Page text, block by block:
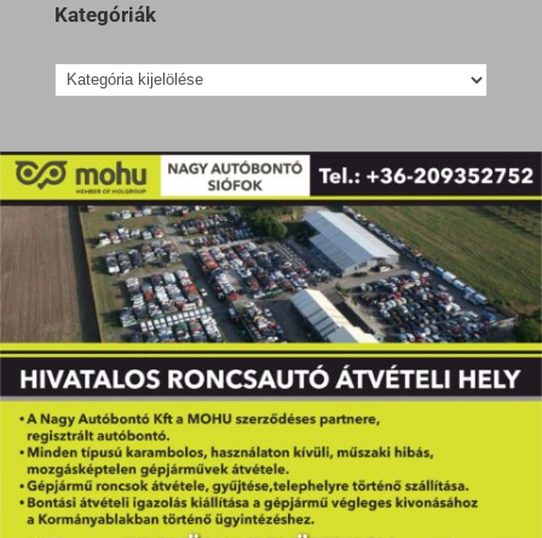
Kategóriák
Kategóriák